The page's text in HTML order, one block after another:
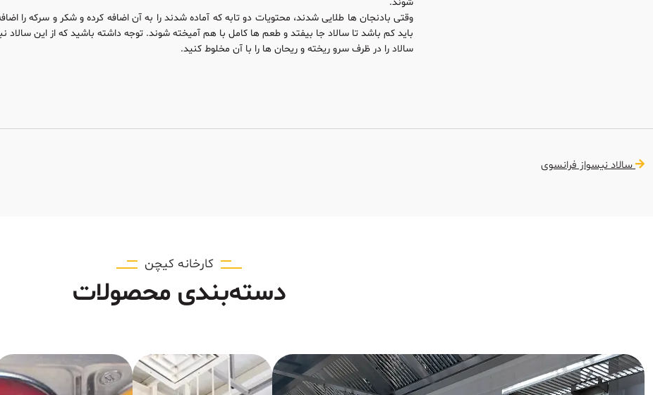
وقتی بادنجان ها طلایی شدند، محتویات دو تابه که آماده شدند را به آن اضافه کرده و شکر و سرکه را
باید کم باشد تا سالاد جا بیفتد و طعم ها کامل با هم آمیخته شوند. توجه داشته باشید که از این
سالاد را در ظرف سرو ریخته و ریحان ها را با آن مخلوط کنید.
سالاد نیسواز فرانسوی
کارخانه کیچن
دسته‌بندی محصولات